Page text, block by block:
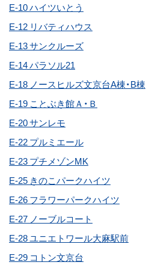
E-10 ハイツいとう
E-12 リバティハウス
E-13 サンクルーズ
E-14 パラソル21
E-18 ノースヒルズ文京台A棟・B棟
E-19 ことぶき館Ａ・Ｂ
E-20 サンレモ
E-22 プルミエール
E-23 プチメゾンMK
E-25 きのこパークハイツ
E-26 フラワーパークハイツ
E-27 ノーブルコート
E-28 ユニエトワール大麻駅前
E-29 コトン文京台